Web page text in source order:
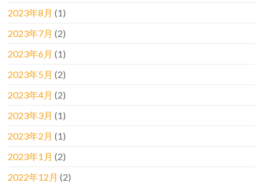
2023年8月 (1)
2023年7月 (2)
2023年6月 (1)
2023年5月 (2)
2023年4月 (2)
2023年3月 (1)
2023年2月 (1)
2023年1月 (2)
2022年12月 (2)